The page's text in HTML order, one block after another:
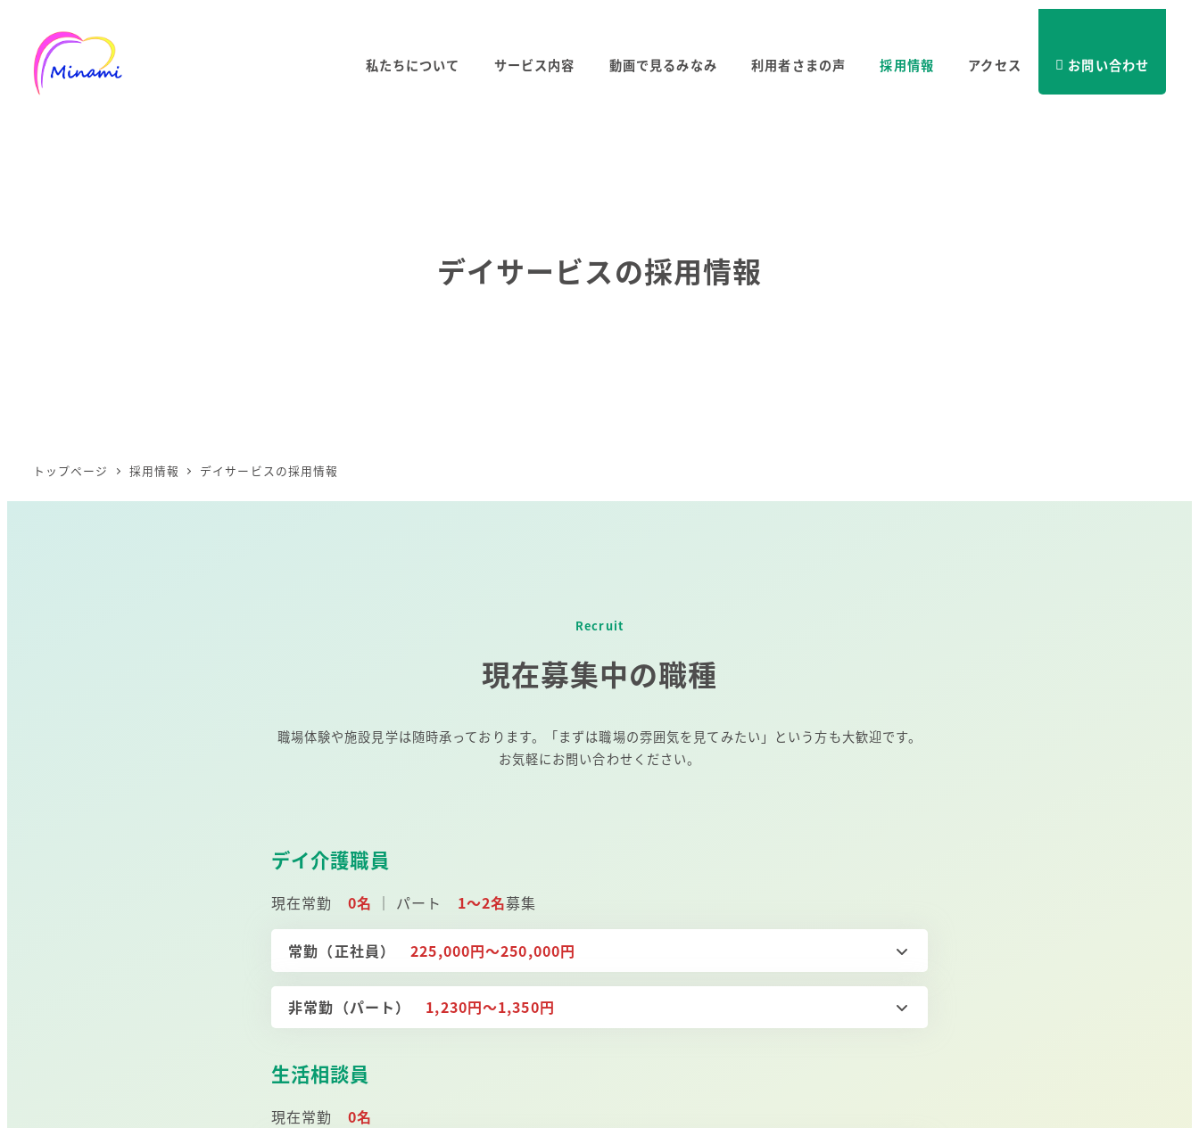
私たちについて サービス内容 動画で見るみなみ 利用者さまの声 採用情報 アクセス お問い合わせ
デイサービスの採用情報
トップページ 採用情報 デイサービスの採用情報
Recruit
現在募集中の職種
職場体験や施設見学は随時承っております。「まずは職場の雰囲気を見てみたい」という方も大歓迎です。
お気軽にお問い合わせください。
デイ介護職員
現在常勤 0名 ｜ パート 1～2名募集
常勤（正社員）225,000円～250,000円
非常勤（パート） 1,230円～1,350円
生活相談員
現在常勤 0名